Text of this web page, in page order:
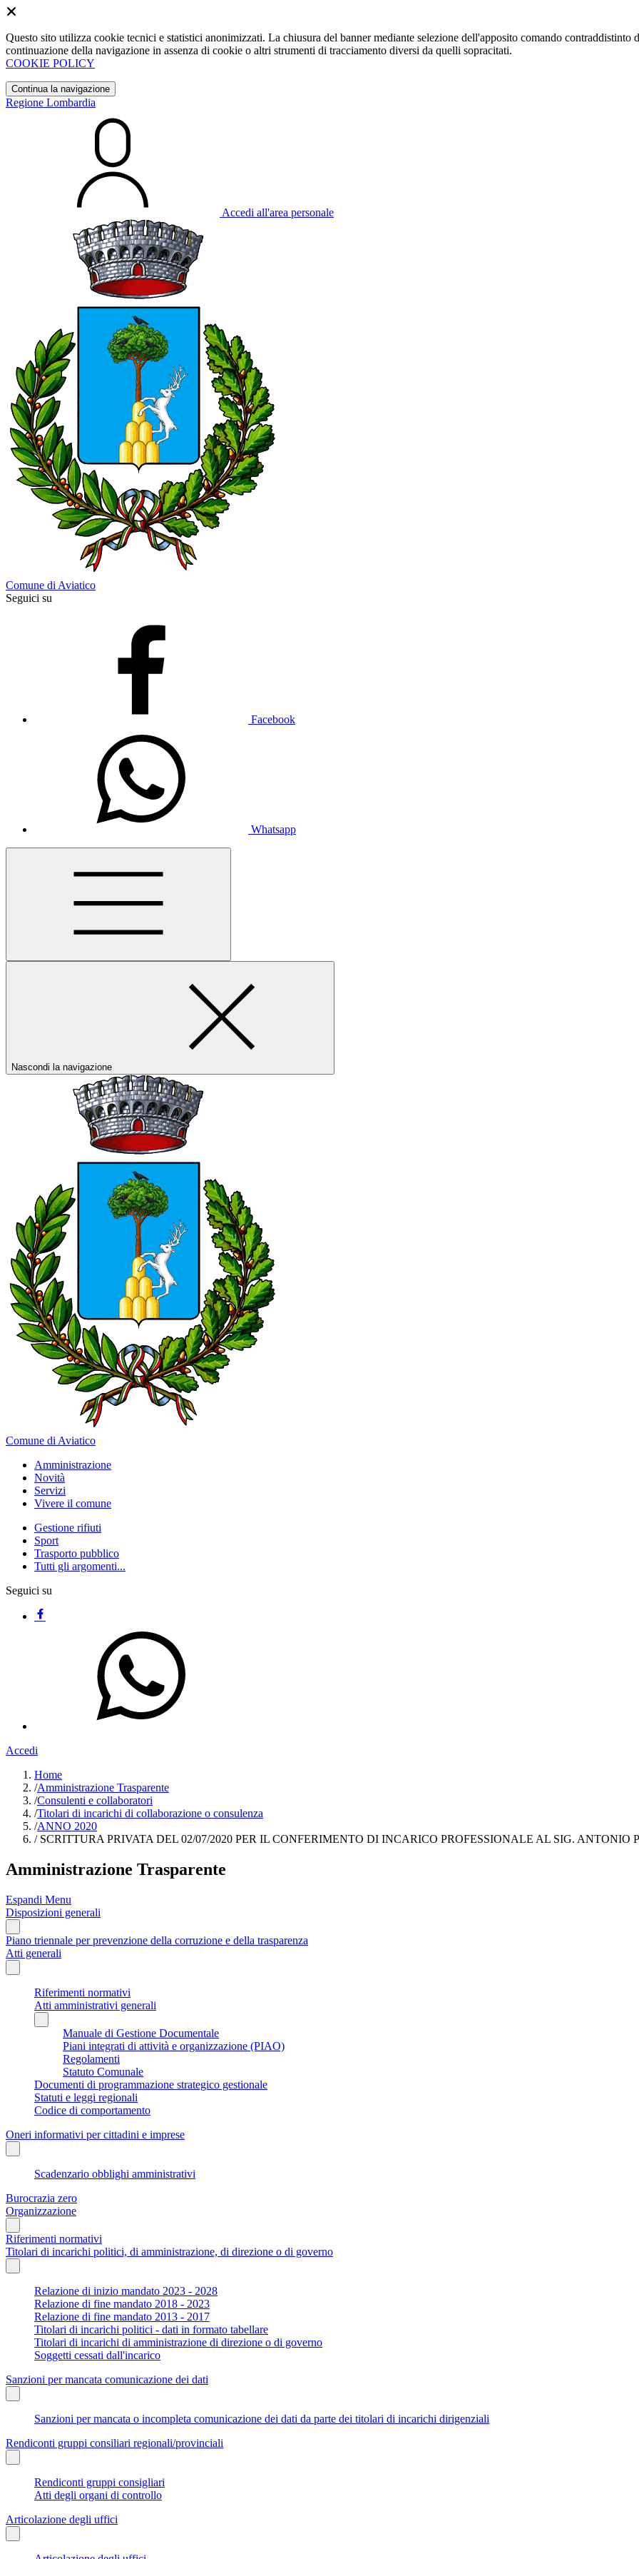
Questo sito utilizza cookie tecnici e statistici anonimizzati. La chiusura del banner mediante selezione dell'apposito comando
continuazione della navigazione in assenza di cookie o altri strumenti di tracciamento diversi da quelli sopracitati.
COOKIE POLICY
Continua la navigazione
Regione Lombardia
Accedi all'area personale
Comune di Aviatico
Seguici su
Facebook
Whatsapp
Nascondi la navigazione
Comune di Aviatico
Amministrazione
Novità
Servizi
Vivere il comune
Gestione rifiuti
Sport
Trasporto pubblico
Tutti gli argomenti...
Seguici su
Accedi
Home
/Amministrazione Trasparente
/Consulenti e collaboratori
/Titolari di incarichi di collaborazione o consulenza
/ANNO 2020
/SCRITTURA PRIVATA DEL 02/07/2020 PER IL CONFERIMENTO DI INCARICO PROFESSIONALE AL SIG. ANTONIO
Amministrazione Trasparente
Espandi Menu
Disposizioni generali
Piano triennale per prevenzione della corruzione e della trasparenza
Atti generali
Riferimenti normativi
Atti amministrativi generali
Manuale di Gestione Documentale
Piani integrati di attività e organizzazione (PIAO)
Regolamenti
Statuto Comunale
Documenti di programmazione strategico gestionale
Statuti e leggi regionali
Codice di comportamento
Oneri informativi per cittadini e imprese
Scadenzario obblighi amministrativi
Burocrazia zero
Organizzazione
Riferimenti normativi
Titolari di incarichi politici, di amministrazione, di direzione o di governo
Relazione di inizio mandato 2023 - 2028
Relazione di fine mandato 2018 - 2023
Relazione di fine mandato 2013 - 2017
Titolari di incarichi politici - dati in formato tabellare
Titolari di incarichi di amministrazione di direzione o di governo
Soggetti cessati dall'incarico
Sanzioni per mancata comunicazione dei dati
Sanzioni per mancata o incompleta comunicazione dei dati da parte dei titolari di incarichi dirigenziali
Rendiconti gruppi consiliari regionali/provinciali
Rendiconti gruppi consigliari
Atti degli organi di controllo
Articolazione degli uffici